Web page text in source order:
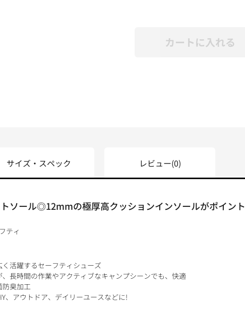
カートに入れる
ソール◎12mmの極厚高クッションインソールがポイント
ティ
活躍するセーフティシューズ
長時間の作業やアクティブなキャンプシーンでも、快適
防臭加工
、アウトドア、デイリーユースなどに!
サイズ・スペック レビュー(0)